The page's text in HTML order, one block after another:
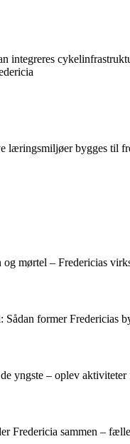
integreres
læringsmiljøer bygges til
mørtel – Fredericias
former Fredericias
yngste – oplev aktiviteter
Fredericia sammen –